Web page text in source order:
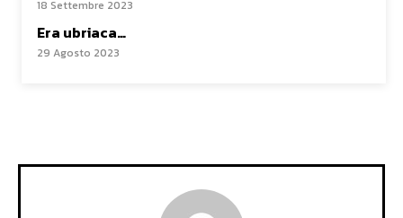
18 Settembre 2023
Era ubriaca…
29 Agosto 2023